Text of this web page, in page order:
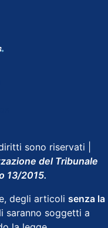
sono riservati |
del Tribunale
13/2015.
degli articoli senza la
saranno soggetti a